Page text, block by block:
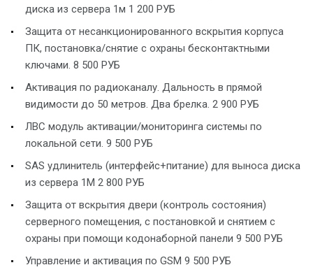
диска из сервера 1м 1 200 РУБ
Защита от несанкционированного вскрытия корпуса
ПК, постановка/снятие с охраны бесконтактными
ключами. 8 500 РУБ
Активация по радиоканалу. Дальность в прямой
видимости до 50 метров. Два брелка. 2 900 РУБ
ЛВС модуль активации/мониторинга системы по
локальной сети. 9 500 РУБ
SAS удлинитель (интерфейс+питание) для выноса диска
из сервера 1М 2 800 РУБ
Защита от вскрытия двери (контроль состояния)
серверного помещения, с постановкой и снятием с
охраны при помощи кодонаборной панели 9 500 РУБ
Управление и активация по GSM 9 500 РУБ